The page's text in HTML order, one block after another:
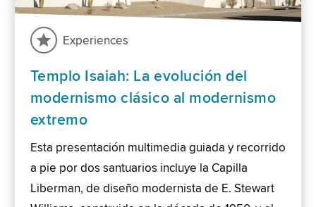
Experiences
Templo Isaiah: La evolución del
modernismo clásico al modernismo
extremo
Esta presentación multimedia guiada y recorrido
a pie por dos santuarios incluye la Capilla
Liberman, de diseño modernista de E. Stewart